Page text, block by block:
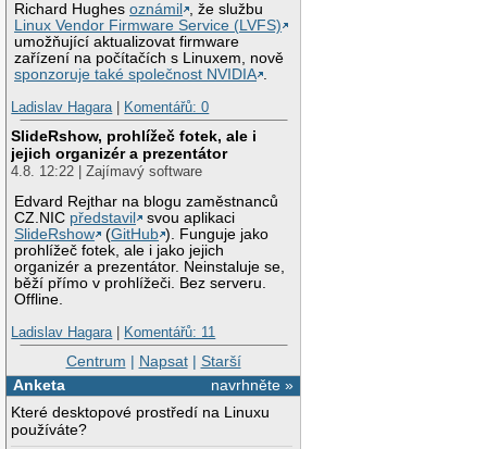
Richard Hughesoznámil
, že službu
Linux Vendor Firmware Service (LVFS)
umožňující aktualizovat firmware
zařízení na počítačích s Linuxem, nově
sponzoruje také společnost NVIDIA .
Ladislav Hagara| Komentářů: 0
SlideRshow, prohlížeč fotek, ale i
jejich organizér a prezentátor
4.8. 12:22 | Zajímavý software
Edvard Rejthar na blogu zaměstnanců
CZ.NIC představil
svou aplikaci
SlideRshow
(GitHub ). Funguje jako
prohlížeč fotek, ale i jako jejich
organizér a prezentátor. Neinstaluje se,
běží přímo v prohlížeči. Bez serveru.
Offline.
Ladislav Hagara| Komentářů: 11
Centrum | Napsat| Starší
navrhněte »
Anketa
Které desktopové prostředí na Linuxu
používáte?